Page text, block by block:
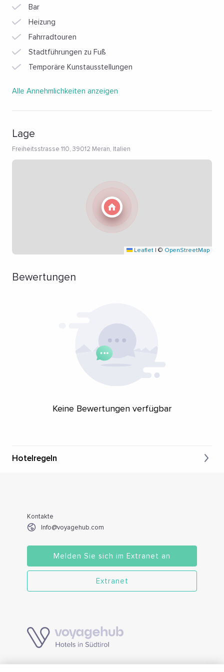
Bar
Heizung
Fahrradtouren
Stadtführungen zu Fuß
Temporäre Kunstausstellungen
Alle Annehmlichkeiten anzeigen
Lage
Freiheitsstrasse 110, 39012 Meran, Italien
Leaflet | © OpenStreetMap
Bewertungen
Keine Bewertungen verfügbar
Hotelregeln
Kontakte
Info@voyagehub.com
Melden Sie sich im Extranet an
Extranet